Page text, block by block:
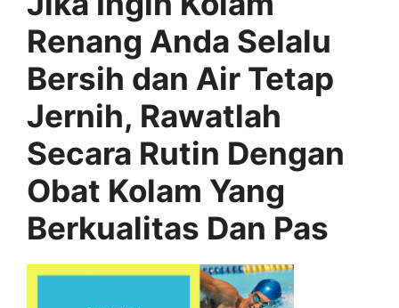
Renang Anda Selalu
Bersih dan Air Tetap
Jernih, Rawatlah
Secara Rutin Dengan
Obat Kolam Yang
Berkualitas Dan Pas